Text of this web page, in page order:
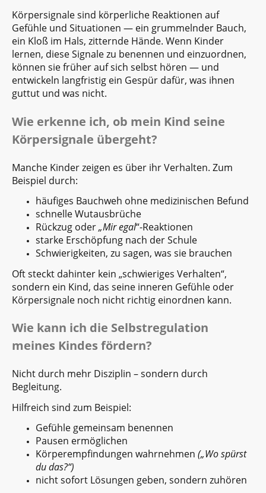
Körpersignale sind körperliche Reaktionen auf
Gefühle und Situationen — ein grummelnder Bauch,
ein Kloß im Hals, zitternde Hände. Wenn Kinder
lernen, diese Signale zu benennen und einzuordnen,
können sie früher auf sich selbst hören — und
entwickeln langfristig ein Gespür dafür, was ihnen
guttut und was nicht.
Wie erkenne ich, ob mein Kind seine
Körpersignale übergeht?
Manche Kinder zeigen es über ihr Verhalten. Zum
Beispiel durch:
häufiges Bauchweh ohne medizinischen Befund
schnelle Wutausbrüche
Rückzug oder„Mir egal“-Reaktionen
starke Erschöpfung nach der Schule
Schwierigkeiten, zu sagen, was sie brauchen
Oft steckt dahinter kein „schwieriges Verhalten“,
sondern ein Kind, das seine inneren Gefühle oder
Körpersignale noch nicht richtig einordnen kann.
Wie kann ich die Selbstregulation
meines Kindes fördern?
Nicht durch mehr Disziplin – sondern durch
Begleitung.
Hilfreich sind zum Beispiel:
Gefühle gemeinsam benennen
Pausen ermöglichen
Körperempfindungen wahrnehmen („Wo spürst
du das?“)
nicht sofort Lösungen geben, sondern zuhören